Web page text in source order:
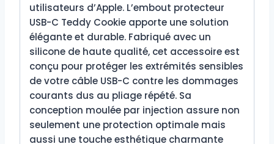
utilisateurs d’Apple. L’embout protecteur
USB-C Teddy Cookie apporte une solution
élégante et durable. Fabriqué avec un
silicone de haute qualité, cet accessoire est
conçu pour protéger les extrémités sensibles
de votre câble USB-C contre les dommages
courants dus au pliage répété. Sa
conception moulée par injection assure non
seulement une protection optimale mais
aussi une touche esthétique charmante